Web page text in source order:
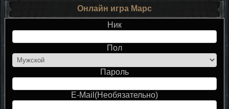
Онлайн игра Марс
Ник
Пол
Пароль
E-Mail(Необязательно)